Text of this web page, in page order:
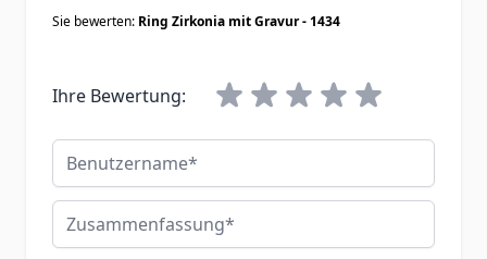
Sie bewerten: Ring Zirkonia mit Gravur - 1434
Ihre Bewertung:
Benutzername
Zusammenfassung